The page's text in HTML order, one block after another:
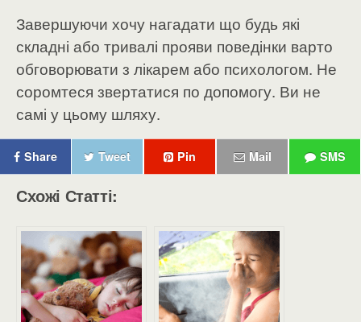
Завершуючи хочу нагадати що будь які
складні або тривалі прояви поведінки варто
обговорювати з лікарем або психологом. Не
соромтеся звертатися по допомогу. Ви не
самі у цьому шляху.
Share Tweet Pin Mail SMS
Схожі Статті: